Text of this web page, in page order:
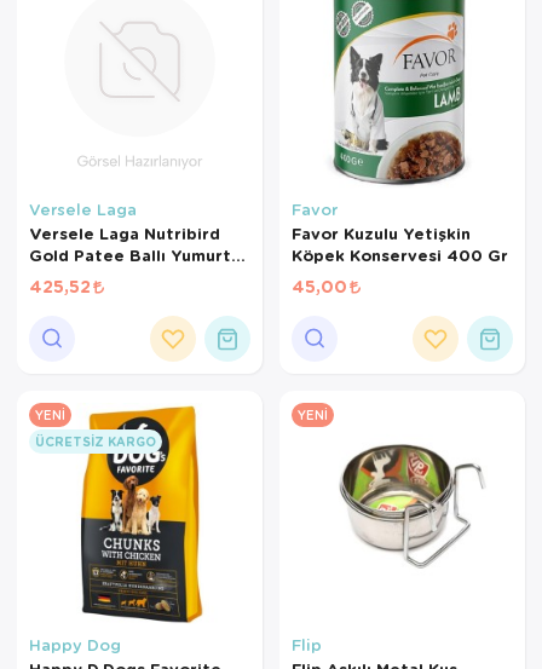
Versele Laga
Versele Laga Nutribird
Gold Patee Ballı Yumurtalı
Kanarya Maması (1 KG
BÖLÜNMÜŞ)
425,52
Favor
Favor Kuzulu Yetişkin
Köpek Konservesi 400 Gr
45,00
YENI
ÜCRETSIZ KARGO
Happy Dog
YENI
Flip